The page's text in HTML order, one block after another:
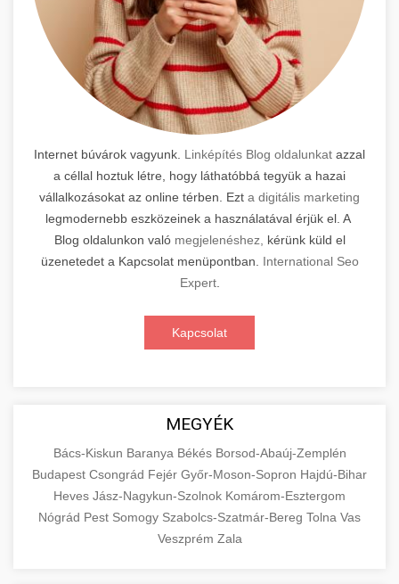
Internet búvárok vagyunk. Linképítés Blog oldalunkat azzal
a céllal hoztuk létre, hogy láthatóbbá tegyük a hazai
vállalkozásokat az online térben. Ezt a digitális marketing
legmodernebb eszközeinek a használatával érjük el. A
Blog oldalunkon való megjelenéshez,
kérünk küld el
üzenetedet a Kapcsolat menüpontban. International Seo
Expert.
Kapcsolat
MEGYÉK
Bács-Kiskun Baranya Békés Borsod-Abaúj-Zemplén
Budapest Csongrád Fejér Győr-Moson-Sopron Hajdú-Bihar
Heves Jász-Nagykun-Szolnok Komárom-Esztergom
Nógrád Pest Somogy Szabolcs-Szatmár-Bereg Tolna Vas
Veszprém Zala